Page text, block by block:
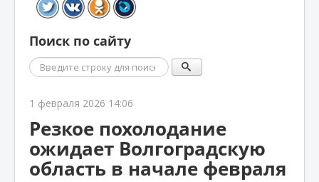
Поиск по сайту
Поиск
1 февраля 2026 14:06
Резкое похолодание
ожидает Волгоградскую
область в начале февраля